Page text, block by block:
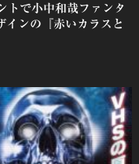
トで小中和哉ファンタ
インの『赤いカラスと